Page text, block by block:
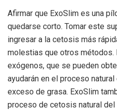
Afirmar que ExoSlim es una
quedarse corto. Tomar este
ingresar a la cetosis más
molestias que otros
exógenos, que se pueden
ayudarán en el proceso
exceso de grasa. ExoSlim
proceso de cetosis natural